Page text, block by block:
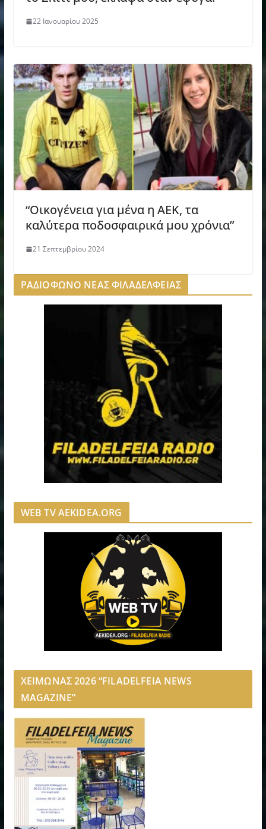
22 Ιανουαρίου 2025
“Οικογένεια για μένα η ΑΕΚ, τα
καλύτερα ποδοσφαιρικά μου χρόνια”
21 Σεπτεμβρίου 2024
ΡΑΔΙΟΦΩΝΟ ΝΕΑΣ ΦΙΛΑΔΕΛΦΕΙΑΣ
WEB TV AEKIDEA.ORG
ΧΕΙΜΩΝΑΣ 2026 “FILADELFEIA NEWS
MAGAZINE”